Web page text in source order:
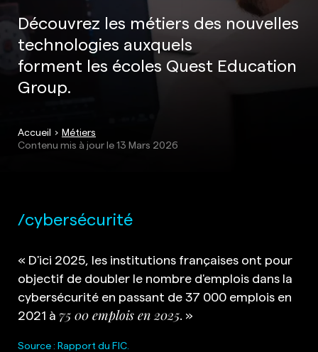
Découvrez les métiers des nouvelles
technologies auxquels
forment les écoles Quest Education
Group.
Accueil
Métiers
Contenu mis à jour le13 Mars 2026
cybersécurité
« D'ici 2025, les institutions françaises ont pour
objectif de doubler le nombre d'emplois dans la
cybersécurité en passant de 37 000 emplois en
2021 à 75 00 emplois en 2025. »
Source : Rapport du FIC.